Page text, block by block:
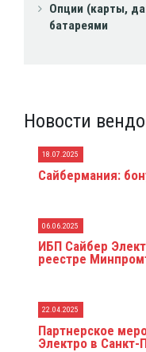
Опции (карты,
батареями
Новости
18.07.2025
Сайбермания:
06.06.2025
ИБП Сайбер
реестре
22.04.2025
Партнерское
Электро в Санкт-